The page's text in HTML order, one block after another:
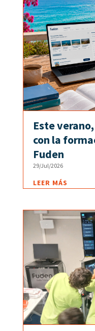
Este
con la
Fuden
29/Jul/2026
LEER MÁS